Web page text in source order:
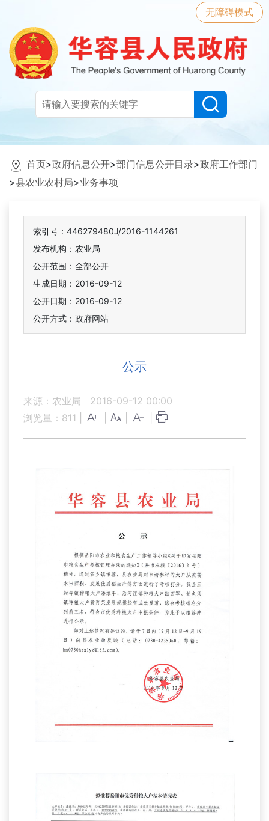
无障碍模式
首页>政府信息公开>部门信息公开目录>政府工作部门
>县农业农村局>业务事项
索引号：446279480J/2016-1144261
发布机构：农业局
公开范围：全部公开
生成日期：2016-09-12
公开日期：2016-09-12
公开方式：政府网站
公示
来源：农业局
2016-09-12 00:00
浏览量： 811